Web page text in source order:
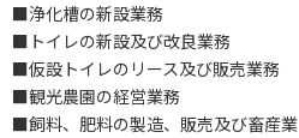
■浄化槽の新設業務
■トイレの新設及び改良業務
■仮設トイレのリース及び販売業務
■観光農園の経営業務
■飼料、肥料の製造、販売及び畜産業